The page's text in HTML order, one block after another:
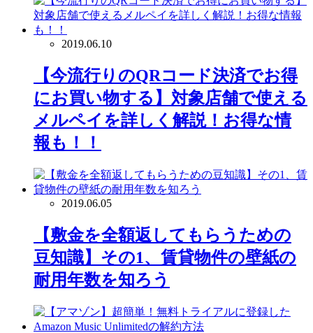
2019.06.10
【今流行りのQRコード決済でお得
にお買い物する】対象店舗で使える
メルペイを詳しく解説！お得な情
報も！！
2019.06.05
【敷金を全額返してもらうための
豆知識】その1、賃貸物件の壁紙の
耐用年数を知ろう